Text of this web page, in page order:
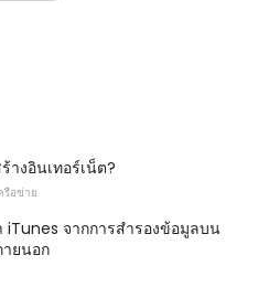
างอินเทอร์เน็ต?
รือข่าย
iTunes จากการสำรองข้อมูลบน
ยนอก